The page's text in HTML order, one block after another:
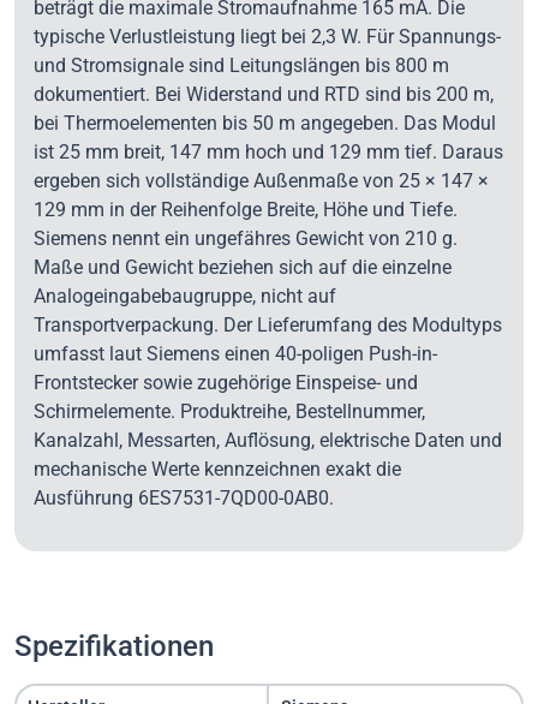
beträgt die maximale Stromaufnahme 165 mA. Die
typische Verlustleistung liegt bei 2,3 W. Für Spannungs-
und Stromsignale sind Leitungslängen bis 800 m
dokumentiert. Bei Widerstand und RTD sind bis 200 m,
bei Thermoelementen bis 50 m angegeben. Das Modul
ist 25 mm breit, 147 mm hoch und 129 mm tief. Daraus
ergeben sich vollständige Außenmaße von 25 × 147 ×
129 mm in der Reihenfolge Breite, Höhe und Tiefe.
Siemens nennt ein ungefähres Gewicht von 210 g.
Maße und Gewicht beziehen sich auf die einzelne
Analogeingabebaugruppe, nicht auf
Transportverpackung. Der Lieferumfang des Modultyps
umfasst laut Siemens einen 40-poligen Push-in-
Frontstecker sowie zugehörige Einspeise- und
Schirmelemente. Produktreihe, Bestellnummer,
Kanalzahl, Messarten, Auflösung, elektrische Daten und
mechanische Werte kennzeichnen exakt die
Ausführung 6ES7531-7QD00-0AB0.
Spezifikationen